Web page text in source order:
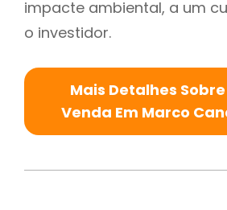
impacte ambiental, a um
o investidor.
Mais Detalhes
Venda Em Marco